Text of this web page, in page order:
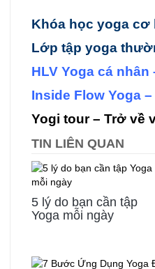
Khóa học yoga
Lớp tập yoga
HLV Yoga cá nhân
Inside Flow Yoga
Yogi tour – Trở về
TIN LIÊN QUAN
5 lý do bạn cần tập
Yoga mỗi ngày